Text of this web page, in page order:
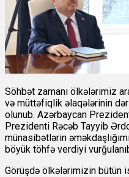
Söhbət zamanı ölkələrimiz
və müttəfiqlik əlaqələrinin
olunub. Azərbaycan
Prezidenti Rəcəb Tayyib
münasibətlərin
böyük töhfə verdiyi
Görüşdə ölkələrimizin bütün